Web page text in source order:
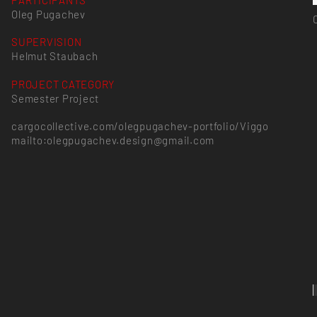
Oleg Pugachev
SUPERVISION
Helmut Staubach
PROJECT CATEGORY
Semester Project
cargocollective.com/olegpugachev-portfolio/Viggo
mailto:olegpugachev.design@gmail.com